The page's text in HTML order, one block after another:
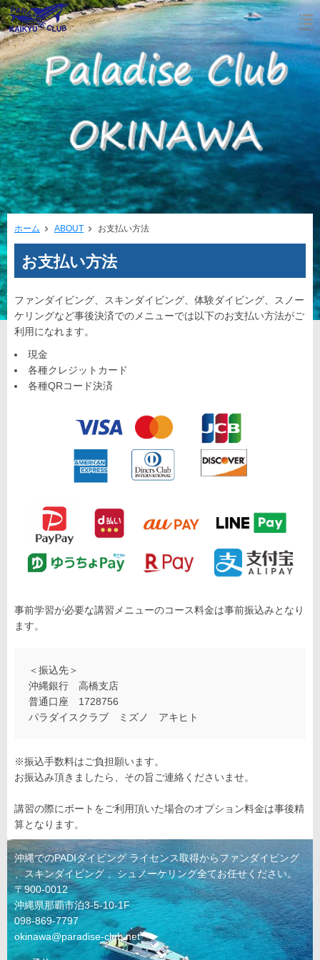
ホーム ABOUT お支払い方法
お支払い方法
ファンダイビング、スキンダイビング、体験ダイビング、スノー
ケリングなど事後決済でのメニューでは以下のお支払い方法がご
利用になれます。
現金
各種クレジットカード
各種QRコード決済
事前学習が必要な講習メニューのコース料金は事前振込みとなり
ます。
＜振込先＞
沖縄銀行 高橋支店
普通口座 1728756
パラダイスクラブ ミズノ アキヒト
※振込手数料はご負担願います。
お振込み頂きましたら、その旨ご連絡くださいませ。
講習の際にボートをご利用頂いた場合のオプション料金は事後精
算となります。
沖縄でのPADIダイビング ライセンス取得からファンダイビング
、スキンダイビング 、シュノーケリング全てお任せください。
〒900-0012
沖縄県那覇市泊3-5-10-1F
098-869-7797
okinawa@paradise-club.net